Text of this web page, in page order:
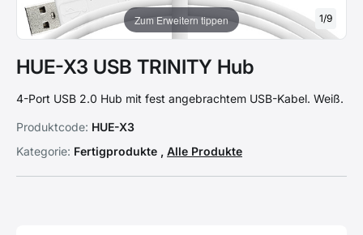
Zum Erweitern tippen 1/9
HUE-X3 USB TRINITY Hub
4-Port USB 2.0 Hub mit fest angebrachtem USB-Kabel. Weiß.
Produktcode: HUE-X3
Kategorie: Fertigprodukte , Alle Produkte